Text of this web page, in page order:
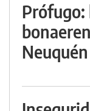
Prófugo:
Neuquén